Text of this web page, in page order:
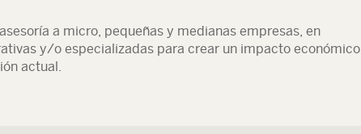
a micro, pequeñas y medianas empresas, en
y/o especializadas para crear un impacto económico
actual.